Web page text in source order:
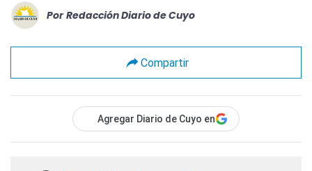
Por Redacción Diario de Cuyo
Compartir
Agregar Diario de Cuyo en